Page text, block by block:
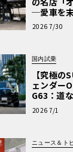
─愛車を
術と、プ
を選ぶ理
2026 7/30
国内試乗
【究極の
ェンダー
G63：道
極的アプ
2026 7/1
ニュース＆ト